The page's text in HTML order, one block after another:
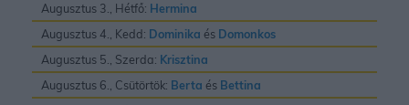
Augusztus 3., Hétfő: Hermina
Augusztus 4., Kedd: Dominika és Domonkos
Augusztus 5., Szerda: Krisztina
Augusztus 6., Csütörtök: Berta és Bettina